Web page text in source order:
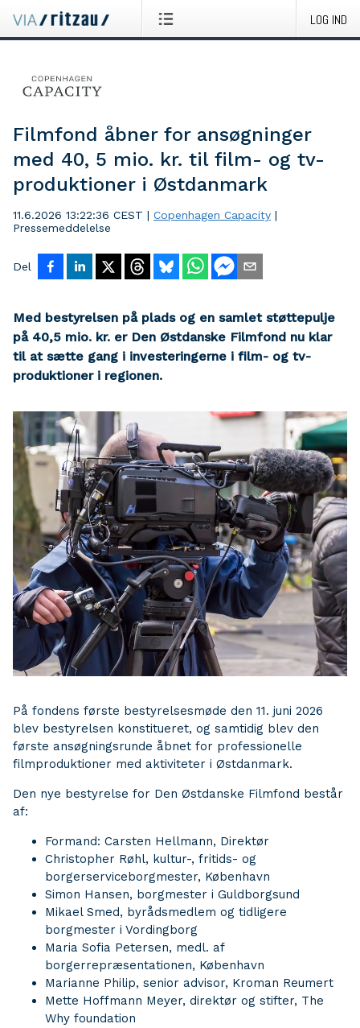
LOG IND
Filmfond åbner for ansøgninger
med 40, 5 mio. kr. til film- og tv-
produktioner i Østdanmark
11.6.2026 13:22:36 CEST | Copenhagen Capacity |
Pressemeddelelse
Del
Med bestyrelsen på plads og en samlet støttepulje
på 40,5 mio. kr. er Den Østdanske Filmfond nu klar
til at sætte gang i investeringerne i film- og tv-
produktioner i regionen.
På fondens første bestyrelsesmøde den 11. juni 2026
blev bestyrelsen konstitueret, og samtidig blev den
første ansøgningsrunde åbnet for professionelle
filmproduktioner med aktiviteter i Østdanmark.
Den nye bestyrelse for Den Østdanske Filmfond består
af:
Formand: Carsten Hellmann, Direktør
Christopher Røhl, kultur-, fritids- og
borgerserviceborgmester, København
Simon Hansen, borgmester i Guldborgsund
Mikael Smed, byrådsmedlem og tidligere
borgmester i Vordingborg
Maria Sofia Petersen, medl. af
borgerrepræsentationen, København
Marianne Philip, senior advisor, Kroman Reumert
Mette Hoffmann Meyer, direktør og stifter, The
Why foundation